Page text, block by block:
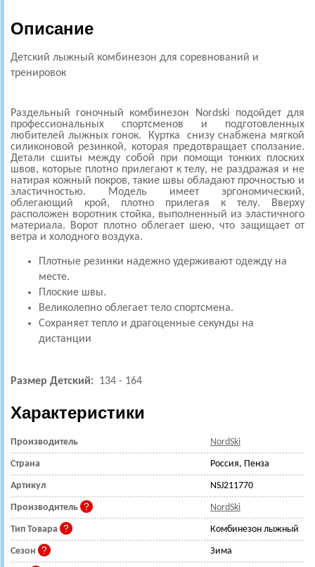
Описание
Детский лыжный комбинезон для соревнований и
тренировок
Раздельный гоночный комбинезон Nordski подойдет для
профессиональных спортсменов и подготовленных
любителей лыжных гонок. Куртка снизу снабжена мягкой
силиконовой резинкой, которая предотвращает сползание.
Детали сшиты между собой при помощи тонких плоских
швов, которые плотно прилегают к телу, не раздражая и не
натирая кожный покров, такие швы обладают прочностью и
эластичностью. Модель имеет эргономический,
облегающий крой, плотно прилегая к телу. Вверху
расположен воротник стойка, выполненный из эластичного
материала. Ворот плотно облегает шею, что защищает от
ветра и холодного воздуха.
Плотные резинки надежно удерживают одежду на
месте.
Плоские швы.
Великолепно облегает тело спортсмена.
Сохраняет тепло и драгоценные секунды на
дистанции
Размер Детский: 134 - 164
Характеристики
Производитель NordSki
Страна Россия, Пенза
Артикул NSJ211770
Производитель NordSki
Тип Товара Комбинезон лыжный
Сезон Зима